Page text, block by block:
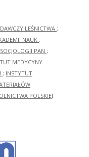
LEŚNICTWA ;
NAUK ;
PAN ;
MEDYCYNY
; INSTYTUT
POLSKIEJ